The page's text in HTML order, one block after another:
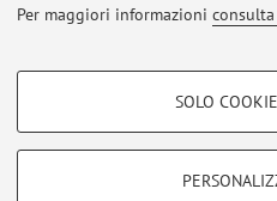
Per maggiori informazioni
COOKIE DI PROFILAZIONE -
SOLO
Area riservata
Accedi tramiteloginper gestire